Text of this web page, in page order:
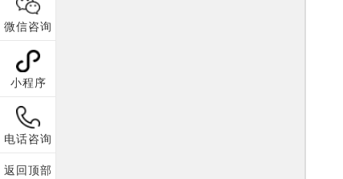
微信咨询
小程序
电话咨询
返回顶部